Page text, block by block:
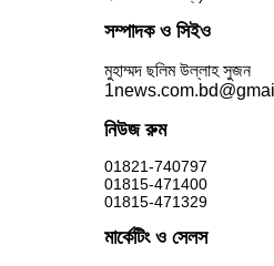
সম্পাদক ও সিইও
মুহাম্মদ ছলিম উল্লাহ সুজন
নিউজ রুম
01821-740797
01815-471400
01815-471329
মার্কেটিং ও সেলস